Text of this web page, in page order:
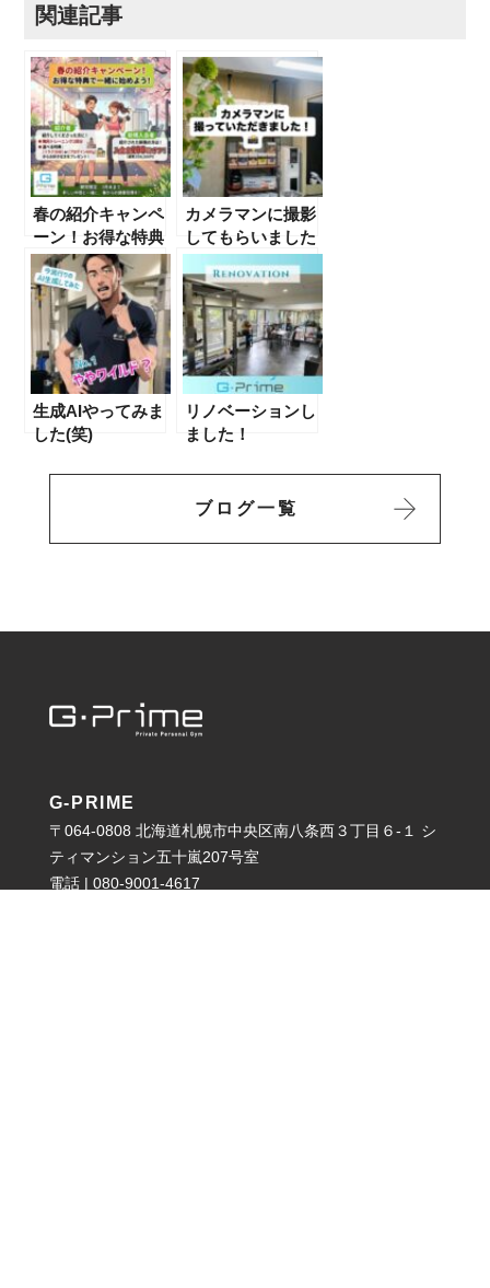
関連記事
春の紹介キャンペ
ーン！お得な特典
で一緒に始めよ
う！
カメラマンに撮影
してもらいました
〈その他の施設&
備品編〉
生成AIやってみま
した(笑)
リノベーションし
ました！
ブログ一覧
G-PRIME
〒064-0808 北海道札幌市中央区南八条西３丁目６-１ シ
ティマンション五十嵐207号室
電話 | 080-9001-4617